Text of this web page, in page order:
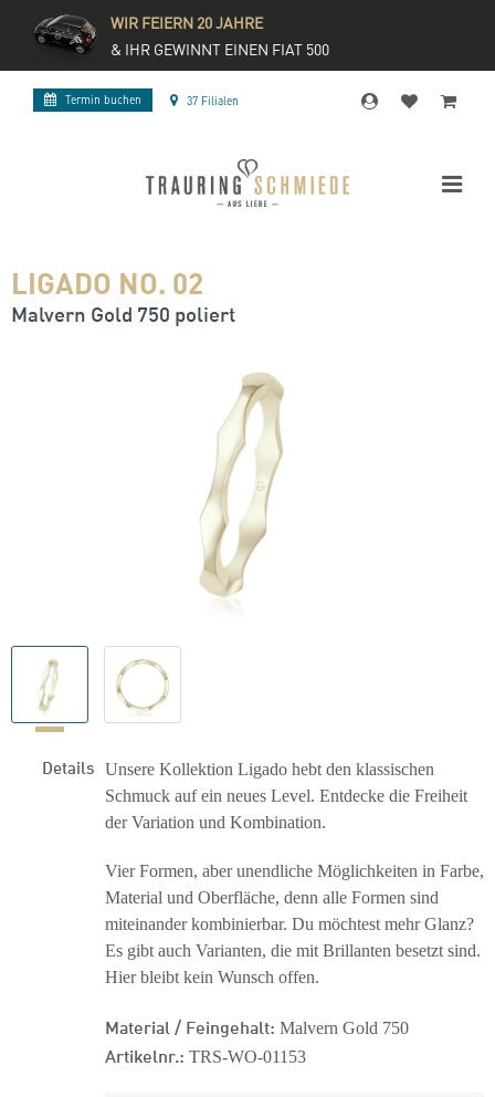
WIR FEIERN 20 JAHRE
& IHR GEWINNT EINEN FIAT 500
Termin buchen 37 Filialen
LIGADO NO. 02
Malvern Gold 750 poliert
Details Unsere Kollektion Ligado hebt den klassischen
Schmuck auf ein neues Level. Entdecke die Freiheit
der Variation und Kombination.
Vier Formen, aber unendliche Möglichkeiten in Farbe,
Material und Oberfläche, denn alle Formen sind
miteinander kombinierbar. Du möchtest mehr Glanz?
Es gibt auch Varianten, die mit Brillanten besetzt sind.
Hier bleibt kein Wunsch offen.
Material / Feingehalt: Malvern Gold 750
Artikelnr.: TRS-WO-01153